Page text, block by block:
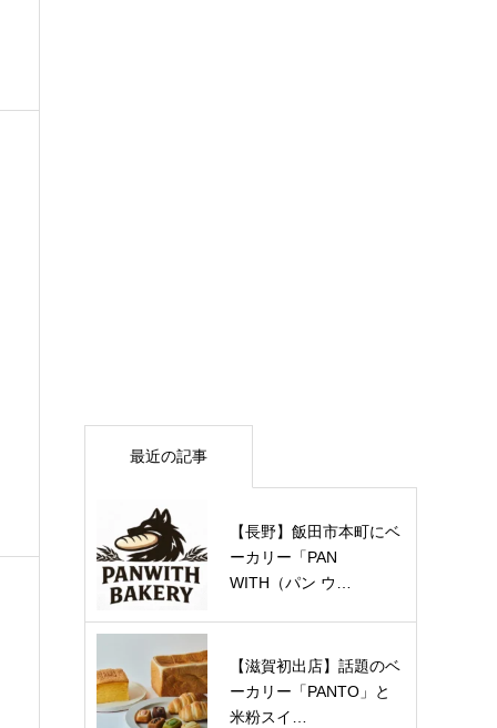
最近の記事
【長野】飯田市本町にベ
ーカリー「PAN
WITH（パン ウ…
【滋賀初出店】話題のベ
ーカリー「PANTO」と
米粉スイ…